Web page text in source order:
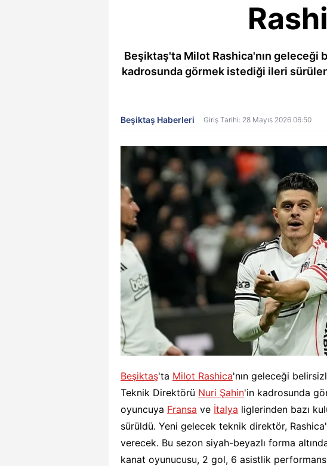
Beşiktaş'ta Milot Rashica'nın geleceği
kadrosunda görmek istediği ileri
Beşiktaş Haberleri Giriş Tarihi: 28 Mayıs 2026 06:50
Beşiktaş'ta Milot Rashica'nın geleceği
Teknik Direktörü Nuri Şahin'in kadrosunda
oyuncuya Fransa ve İtalya liglerinden bazı
sürüldü. Yeni gelecek teknik direktör,
verecek. Bu sezon siyah-beyazlı forma
kanat oyunucusu, 2 gol, 6 asistlik